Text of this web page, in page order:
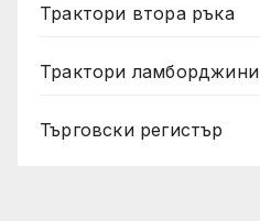
Трактори втора ръка
Трактори ламборджини
Търговски регистър